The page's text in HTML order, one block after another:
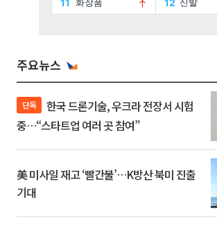
주요뉴스
단독
중…“스타트업 여러 곳 참여”
美 미사일 재고 ‘빨간불’…K방산 북미 진출
기대